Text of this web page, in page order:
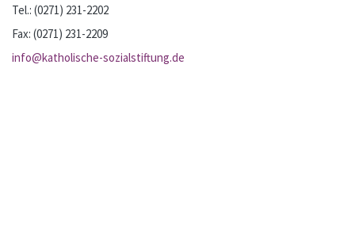
Tel.: (0271) 231-2202
Fax: (0271) 231-2209
info@katholische-sozialstiftung.de